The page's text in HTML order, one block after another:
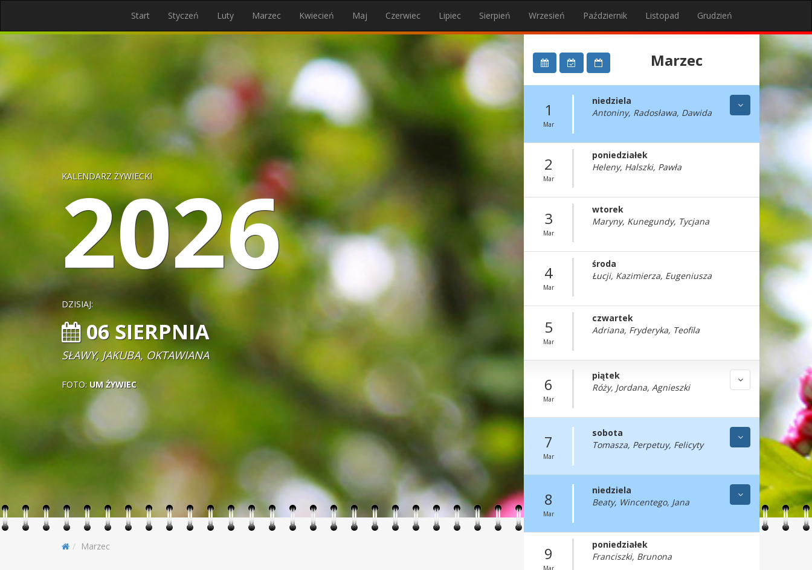
Start Styczeń Luty Marzec Kwiecień Maj Czerwiec Lipiec Sierpień Wrzesień Październik Listopad Grudzień
KALENDARZ ŻYWIECKI
2026
DZISIAJ:
06 SIERPNIA
SŁAWY, JAKUBA, OKTAWIANA
FOTO: UM ŻYWIEC
Marzec
Marzec
1
Mar
niedziela
Antoniny, Radosława, Dawida
2
Mar
poniedziałek
Heleny, Halszki, Pawła
3
Mar
wtorek
Maryny, Kunegundy, Tycjana
4
Mar
środa
Łucji, Kazimierza, Eugeniusza
5
Mar
czwartek
Adriana, Fryderyka, Teofila
6
Mar
piątek
Róży, Jordana, Agnieszki
7
Mar
sobota
Tomasza, Perpetuy, Felicyty
8
Mar
niedziela
Beaty, Wincentego, Jana
9
Mar
poniedziałek
Franciszki, Brunona